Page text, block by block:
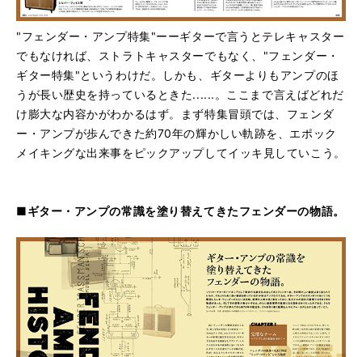
"フェンダー・アンプ特集"ーーギターで言うとテレキャスター
でもなければ、ストラトキャスターでもなく、"フェンダー・
ギター特集"というわけだ。しかも、ギターよりもアンプのほ
うが長い歴史を持っているときた......。ここまで言えばどれだ
け膨大な内容かがわかるはず。まず特集冒頭では、フェンダ
ー・アンプが歩んできた約70年の輝かしい軌跡を、エポック
メイキングな出来事をピックアップしてイッキ見していこう。
■ギター・アンプの常識を塗り替えてきたフェンダーの物語。